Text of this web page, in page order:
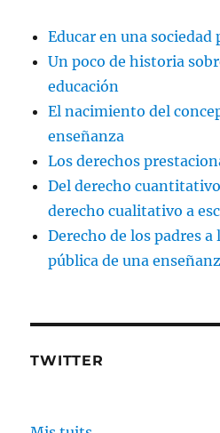
Educar en una sociedad
Un poco de historia
educación
El nacimiento del
enseñanza
Los derechos
Del derecho
derecho cualitativo a
Derecho de los padres
pública de una
TWITTER